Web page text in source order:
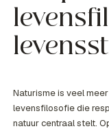
Naturisme is veel
levensfilosofie die
natuur centraal stelt.